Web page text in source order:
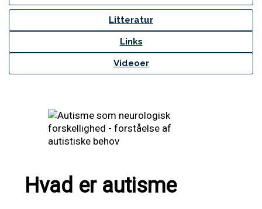
Litteratur
Links
Videoer
Hvad er autisme